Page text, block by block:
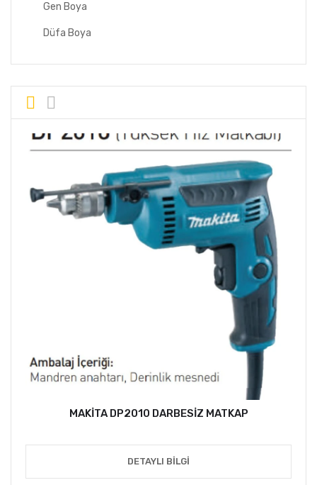
Gen Boya
Düfa Boya
MAKİTA DP2010 DARBESİZ MATKAP
DETAYLI BILGI